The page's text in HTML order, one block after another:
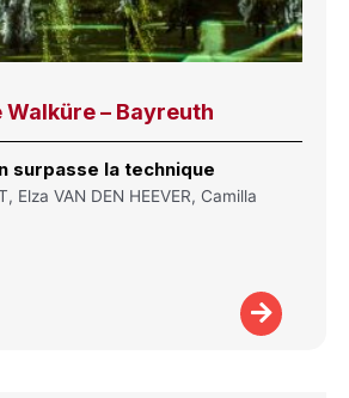
Walküre – Bayreuth
surpasse la technique
Elza VAN DEN HEEVER, Camilla